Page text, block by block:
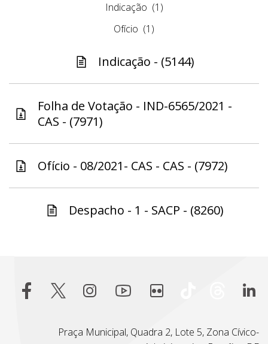
Indicação (1)
Ofício (1)
Indicação - (5144)
Folha de Votação - IND-6565/2021 -
CAS - (7971)
Ofício - 08/2021- CAS - CAS - (7972)
Despacho - 1 - SACP - (8260)
Praça Municipal, Quadra 2, Lote 5, Zona Cívico-